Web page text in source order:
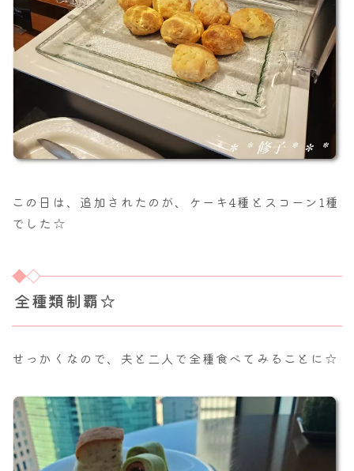
この日は、追加されたのが、ケーキ4種とスコーン1種
でした☆
全種類制覇☆
せっかくなので、夫と二人で全種食べてみることに☆